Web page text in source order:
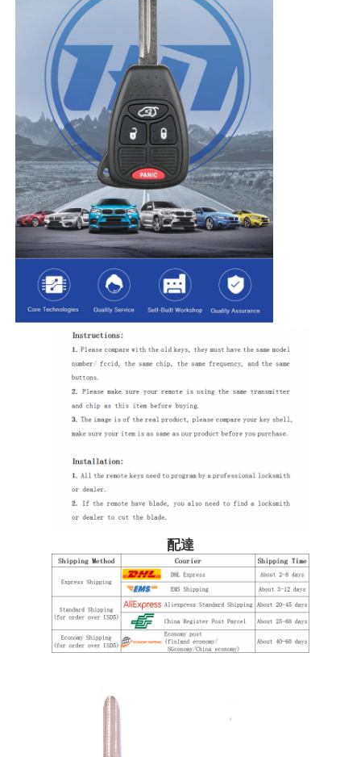
ホーム
会社案内
お問い合わせ
ニュース
すべての場合
配達